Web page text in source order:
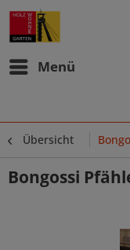
Menü
Übersicht
Bongossi